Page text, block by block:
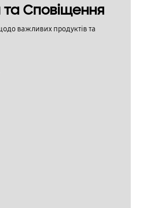
Сповіщення
важливих продуктів та